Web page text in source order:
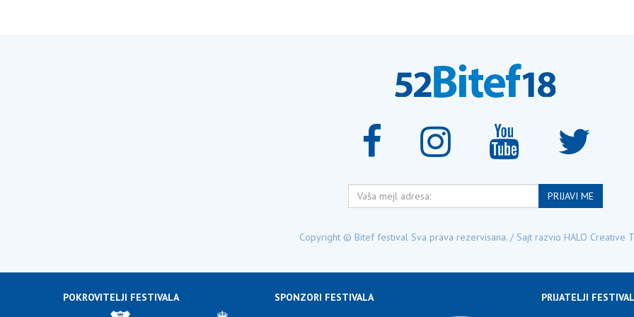
Vaša
mejl
PRIJAVI ME
Copyright © Bitef festival Sva prava rezervisana. / Sajt razvio HALO Creative
POKROVITELJI FESTIVALA SPONZORI FESTIVALA PRIJATELJI